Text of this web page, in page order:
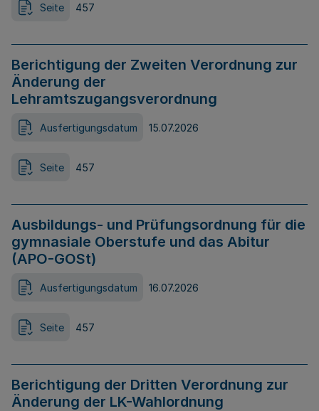
Seite 457
Berichtigung der Zweiten Verordnung zur
Änderung der
Lehramtszugangsverordnung
Ausfertigungsdatum 15.07.2026
Seite 457
Ausbildungs- und Prüfungsordnung für die
gymnasiale Oberstufe und das Abitur
(APO-GOSt)
Ausfertigungsdatum 16.07.2026
Seite 457
Berichtigung der Dritten Verordnung zur
Änderung der LK-Wahlordnung